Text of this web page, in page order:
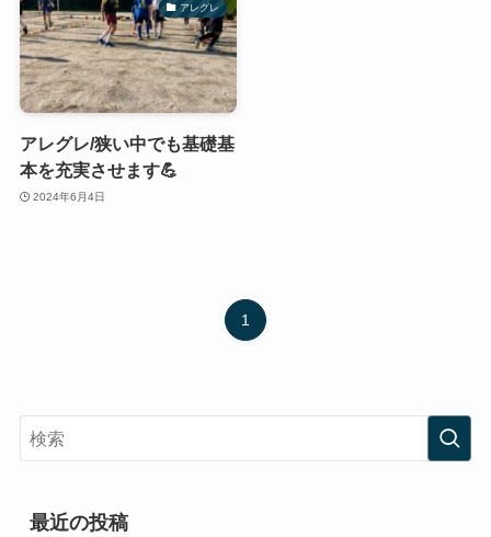
アレグレ
アレグレ/狭い中でも基礎基
本を充実させます💪
2024年6月4日
1
最近の投稿